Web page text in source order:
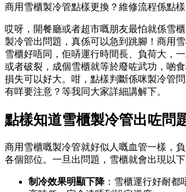
商用雪櫃製冷管點樣更換？維修流程係點樣
哎呀，開餐廳或者超市嘅朋友最怕就係雪
製冷管出問題，真係可以急到跳腳！商用
雪櫃好唔同，佢哢運行時間長、負荷大，
或者破裂，成個雪櫃就等於廢咗武功，啲食
損失可以好大。咁，點樣判斷係咪製冷管
有咩要注意？等我同大家詳細講解下。
點樣知道雪櫃製冷管出咗問
商用雪櫃嘅製冷管就好似人嘅血管一樣，
各個部位。一旦出問題，雪櫃就會出現以下
制冷效果明顯下降：雪櫃運行好耐都